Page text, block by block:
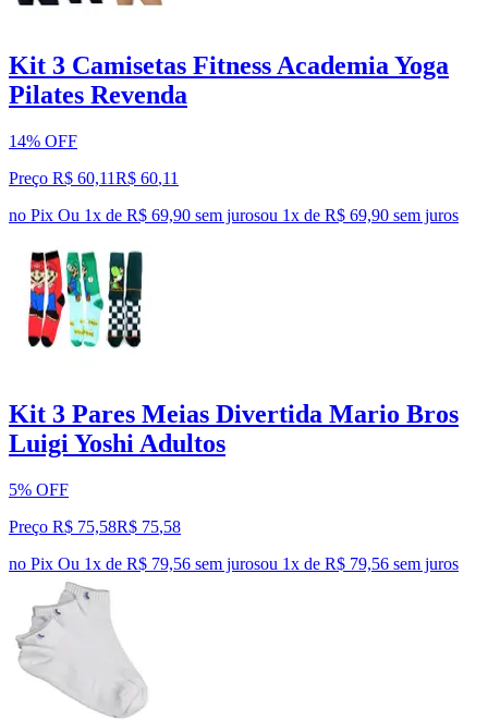
Kit 3 Camisetas Fitness Academia Yoga
Pilates Revenda
14% OFF
Preço R$ 60,11R$ 60,11
no Pix Ou 1x de R$ 69,90 sem jurosou 1x de R$ 69,90 sem juros
Kit 3 Pares Meias Divertida Mario Bros
Luigi Yoshi Adultos
5% OFF
Preço R$ 75,58R$ 75,58
no Pix Ou 1x de R$ 79,56 sem jurosou 1x de R$ 79,56 sem juros